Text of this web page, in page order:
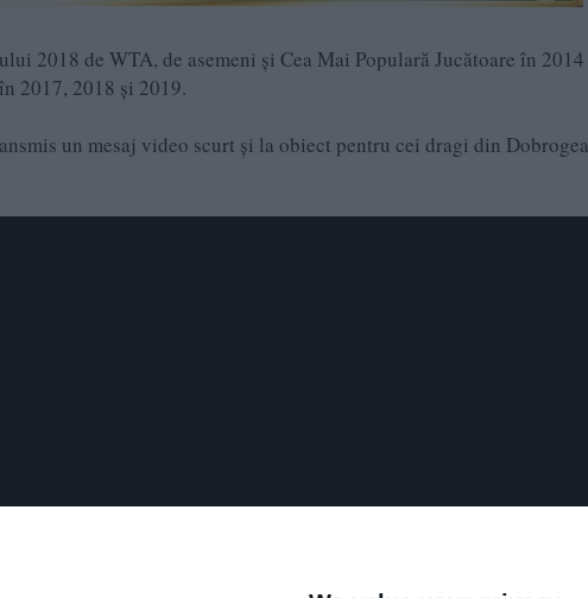
2018 de WTA, de asemeni și Cea Mai Populară Jucătoare în
2017, 2018 și 2019.
un mesaj video scurt și la obiect pentru cei dragi din